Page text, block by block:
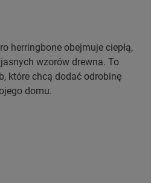
herringbone obejmuje ciepłą,
wzorów drewna. To
które chcą dodać odrobinę
domu.